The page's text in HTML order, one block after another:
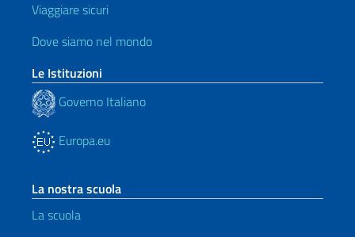
Viaggiare sicuri
Dove siamo nel mondo
Le Istituzioni
Governo Italiano
Europa.eu
La nostra scuola
La scuola